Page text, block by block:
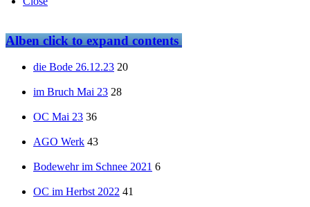
Albenclick to expand contents
die Bode 26.12.23 20
im Bruch Mai 23 28
OC Mai 23 36
AGO Werk 43
Bodewehr im Schnee 2021 6
OC im Herbst 2022 41